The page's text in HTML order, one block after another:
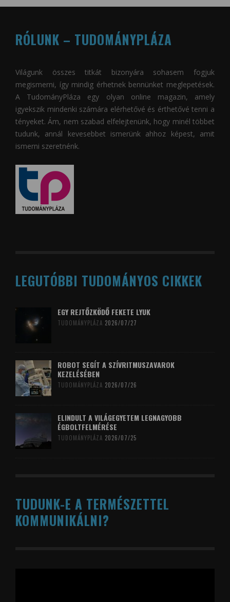
RÓLUNK – TUDOMÁNYPLÁZA
Világunk összes titkát bizonyára sohasem fogjuk
megismerni, így mindig érhetnek bennünket meglepetések.
A TudományPláza egy olyan online magazin, amely
igyekszik mindenki számára elérhetővé és érthetővé tenni a
tényeket. Ám, nem szabad elfelejtenünk, hogy minél többet
tudunk, annál kevesebbet ismerünk ahhoz képest, amit
ismerni szeretnénk.
LEGUTÓBBI TUDOMÁNYOS CIKKEK
EGY REJTŐZKÖDŐ FEKETE LYUK
TUDOMÁNYPLÁZA 2026/07/27
ROBOT SEGÍT A SZÍVRITMUSZAVAROK
KEZELÉSÉBEN
TUDOMÁNYPLÁZA 2026/07/26
ELINDULT A VILÁGEGYETEM LEGNAGYOBB
ÉGBOLTFELMÉRÉSE
TUDOMÁNYPLÁZA 2026/07/25
TUDUNK-E A TERMÉSZETTEL
KOMMUNIKÁLNI?